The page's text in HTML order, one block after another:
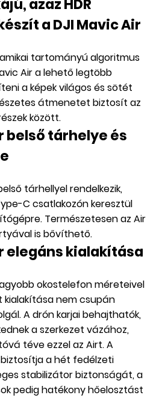
azaz HDR
a DJI Mavic Air
tartományú algoritmus
Air a lehető legtöbb
a képek világos és sötét
átmenetet biztosít az
között.
belső tárhelye és
tárhellyel rendelkezik,
C csatlakozón keresztül
Természetesen az Air
is bővíthető.
elegáns kialakítása
okostelefon méreteivel
kialakítása nem csupán
A drón karjai behajthatók,
a szerkezet vázához,
téve ezzel az Airt. A
a hét fedélzeti
stabilizátor biztonságát, a
pedig hatékony hőelosztást